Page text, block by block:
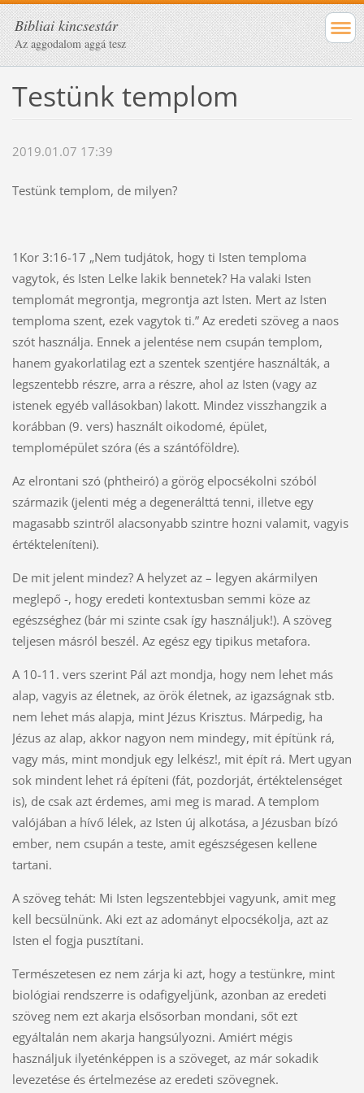
Bibliai kincsestár
Az aggodalom aggá tesz
Testünk templom
2019.01.07 17:39
Testünk templom, de milyen?
1Kor 3:16-17 „Nem tudjátok, hogy ti Isten temploma
vagytok, és Isten Lelke lakik bennetek? Ha valaki Isten
templomát megrontja, megrontja azt Isten. Mert az Isten
temploma szent, ezek vagytok ti.” Az eredeti szöveg a naos
szót használja. Ennek a jelentése nem csupán templom,
hanem gyakorlatilag ezt a szentek szentjére használták, a
legszentebb részre, arra a részre, ahol az Isten (vagy az
istenek egyéb vallásokban) lakott. Mindez visszhangzik a
korábban (9. vers) használt oikodomé, épület,
templomépület szóra (és a szántóföldre).
Az elrontani szó (phtheiró) a görög elpocsékolni szóból
származik (jelenti még a degenerálttá tenni, illetve egy
magasabb szintről alacsonyabb szintre hozni valamit, vagyis
értékteleníteni).
De mit jelent mindez? A helyzet az – legyen akármilyen
meglepő -, hogy eredeti kontextusban semmi köze az
egészséghez (bár mi szinte csak így használjuk!). A szöveg
teljesen másról beszél. Az egész egy tipikus metafora.
A 10-11. vers szerint Pál azt mondja, hogy nem lehet más
alap, vagyis az életnek, az örök életnek, az igazságnak stb.
nem lehet más alapja, mint Jézus Krisztus. Márpedig, ha
Jézus az alap, akkor nagyon nem mindegy, mit építünk rá,
vagy más, mint mondjuk egy lelkész!, mit épít rá. Mert ugyan
sok mindent lehet rá építeni (fát, pozdorját, értéktelenséget
is), de csak azt érdemes, ami meg is marad. A templom
valójában a hívő lélek, az Isten új alkotása, a Jézusban bízó
ember, nem csupán a teste, amit egészségesen kellene
tartani.
A szöveg tehát: Mi Isten legszentebbjei vagyunk, amit meg
kell becsülnünk. Aki ezt az adományt elpocsékolja, azt az
Isten el fogja pusztítani.
Természetesen ez nem zárja ki azt, hogy a testünkre, mint
biológiai rendszerre is odafigyeljünk, azonban az eredeti
szöveg nem ezt akarja elsősorban mondani, sőt ezt
egyáltalán nem akarja hangsúlyozni. Amiért mégis
használjuk ilyeténképpen is a szöveget, az már sokadik
levezetése és értelmezése az eredeti szövegnek.